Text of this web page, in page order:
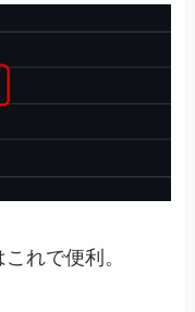
れで便利。